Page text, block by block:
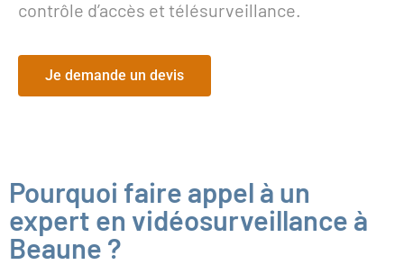
contrôle d’accès et télésurveillance.
Je demande un devis
Pourquoi faire appel à un
expert en vidéosurveillance à
Beaune ?